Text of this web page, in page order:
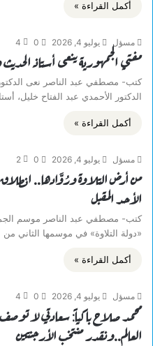
أكمل القراءة »
مسؤل يوليو 4, 2026 0
4
مفتي الجمهورية ينعى أستاذ
كتب- مصطفي عبد الناصر نعى
الدكتور الأحمدي عبد الفتاح خليل،
أكمل القراءة »
مسؤل يوليو 4, 2026 0
2
من أرض التلاوة ورُوَّادها.. انطلاق
الأحد المقبل
كتب- مصطفي عبد الناصر موسم
«دولة التلاوة» في موسمها الثاني
أكمل القراءة »
مسؤل يوليو 4, 2026 0
4
محمد صلاح باكياً: سعادتي لا توصف
العالم..ونقدر منتخب الأرجنتين